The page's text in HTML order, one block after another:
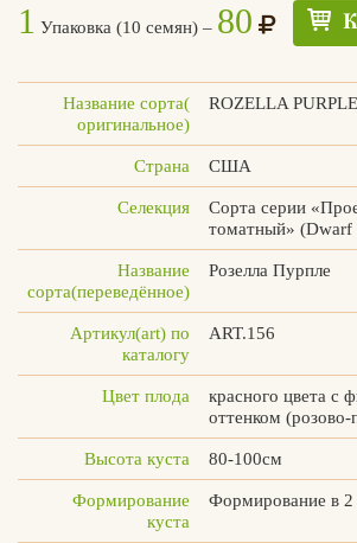
Едлин
Вконтакте
Max
1 Упаковка (10 семян) – 80
Название сорта(
оригинальное)
ROZELLA PURPLE
Страна США
Селекция
Сорта серии
томатный» (Dwarf
Название
сорта(переведённое)
Розелла Пурпле
Артикул(art) по
каталогу
ART.156
Цвет плода
красного цвета с
оттенком
Высота куста 80-100см
Формирование
куста
Формирование в 2